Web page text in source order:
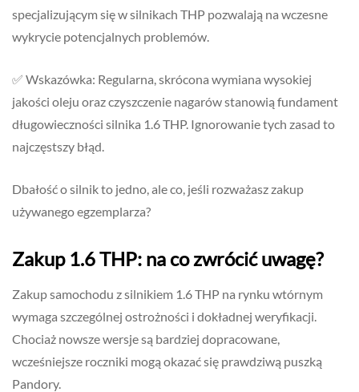
specjalizującym się w silnikach THP pozwalają na wczesne
wykrycie potencjalnych problemów.
✅ Wskazówka: Regularna, skrócona wymiana wysokiej
jakości oleju oraz czyszczenie nagarów stanowią fundament
długowieczności silnika 1.6 THP. Ignorowanie tych zasad to
najczęstszy błąd.
Dbałość o silnik to jedno, ale co, jeśli rozważasz zakup
używanego egzemplarza?
Zakup 1.6 THP: na co zwrócić uwagę?
Zakup samochodu z silnikiem 1.6 THP na rynku wtórnym
wymaga szczególnej ostrożności i dokładnej weryfikacji.
Chociaż nowsze wersje są bardziej dopracowane,
wcześniejsze roczniki mogą okazać się prawdziwą puszką
Pandory.